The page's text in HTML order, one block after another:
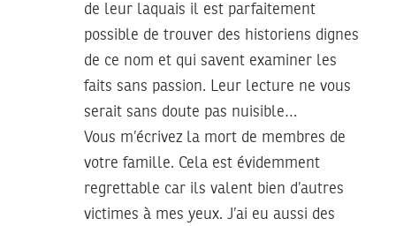
de leur laquais il est parfaitement
possible de trouver des historiens dignes
de ce nom et qui savent examiner les
faits sans passion. Leur lecture ne vous
serait sans doute pas nuisible…
Vous m’écrivez la mort de membres de
votre famille. Cela est évidemment
regrettable car ils valent bien d’autres
victimes à mes yeux. J’ai eu aussi des